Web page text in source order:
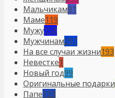
Мальчикам91
Маме119
Мужу158
Мужчинам297
На все случаи жизни193
Невестке1
Новый год99
Оригинальные подарки
Папе123